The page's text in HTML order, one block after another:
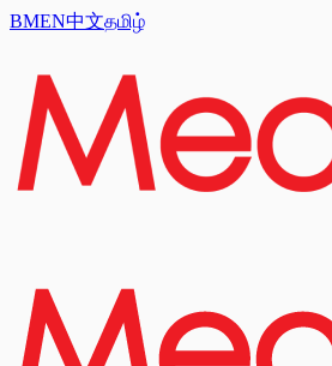
BMEN中文தமிழ்